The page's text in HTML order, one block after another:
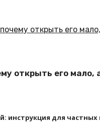
открыть его
инструкция для